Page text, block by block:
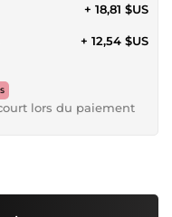
+ 18,81 $US
+ 12,54 $US
lors du paiement